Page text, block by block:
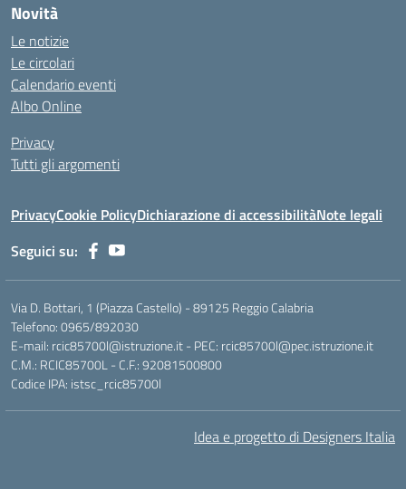
Novità
Le notizie
Le circolari
Calendario eventi
Albo Online
Privacy
Tutti gli argomenti
PrivacyCookie PolicyDichiarazione di accessibilitàNote legali
Seguici su:
Via D. Bottari, 1 (Piazza Castello) - 89125 Reggio Calabria
Telefono: 0965/892030
E-mail: rcic85700l@istruzione.it - PEC: rcic85700l@pec.istruzione.it
C.M.: RCIC85700L - C.F.: 92081500800
Codice IPA: istsc_rcic85700l
Idea e progetto di Designers Italia